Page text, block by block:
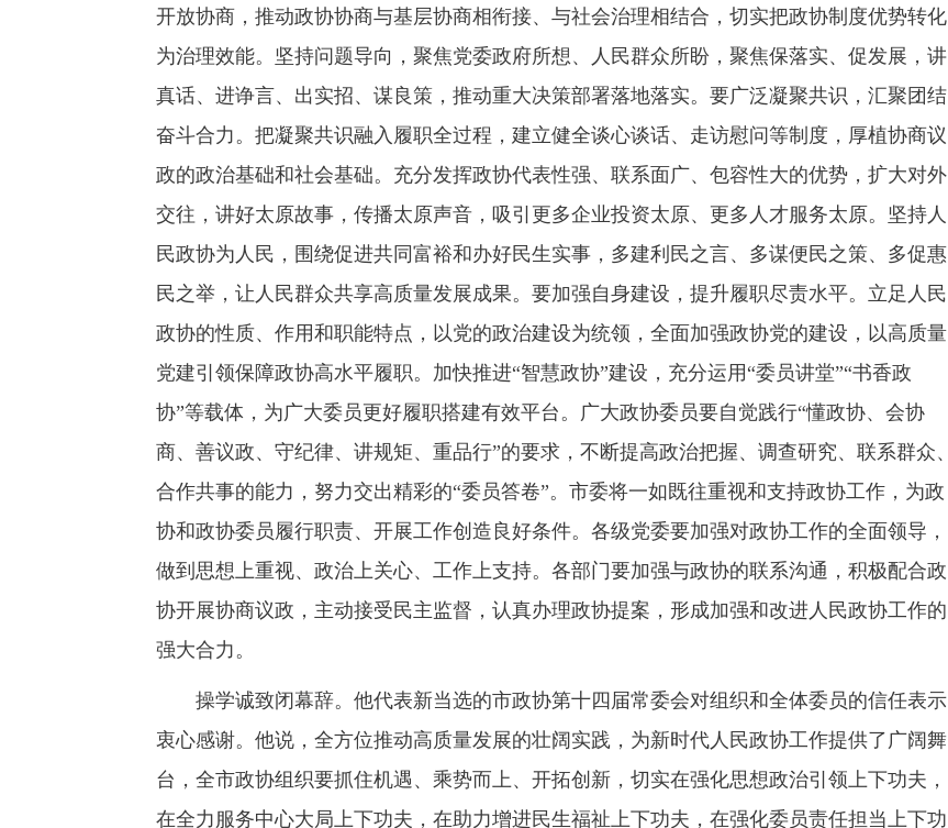
开放协商，推动政协协商与基层协商相衔接、与社会治理相结合，切实把政协制度优势转化
为治理效能。坚持问题导向，聚焦党委政府所想、人民群众所盼，聚焦保落实、促发展，讲
真话、进诤言、出实招、谋良策，推动重大决策部署落地落实。要广泛凝聚共识，汇聚团结
奋斗合力。把凝聚共识融入履职全过程，建立健全谈心谈话、走访慰问等制度，厚植协商议
政的政治基础和社会基础。充分发挥政协代表性强、联系面广、包容性大的优势，扩大对外
交往，讲好太原故事，传播太原声音，吸引更多企业投资太原、更多人才服务太原。坚持人
民政协为人民，围绕促进共同富裕和办好民生实事，多建利民之言、多谋便民之策、多促惠
民之举，让人民群众共享高质量发展成果。要加强自身建设，提升履职尽责水平。立足人民
政协的性质、作用和职能特点，以党的政治建设为统领，全面加强政协党的建设，以高质量
党建引领保障政协高水平履职。加快推进“智慧政协”建设，充分运用“委员讲堂”“书香政
协”等载体，为广大委员更好履职搭建有效平台。广大政协委员要自觉践行“懂政协、会协
商、善议政、守纪律、讲规矩、重品行”的要求，不断提高政治把握、调查研究、联系群众、
合作共事的能力，努力交出精彩的“委员答卷”。市委将一如既往重视和支持政协工作，为政
协和政协委员履行职责、开展工作创造良好条件。各级党委要加强对政协工作的全面领导，
做到思想上重视、政治上关心、工作上支持。各部门要加强与政协的联系沟通，积极配合政
协开展协商议政，主动接受民主监督，认真办理政协提案，形成加强和改进人民政协工作的
强大合力。
操学诚致闭幕辞。他代表新当选的市政协第十四届常委会对组织和全体委员的信任表示
衷心感谢。他说，全方位推动高质量发展的壮阔实践，为新时代人民政协工作提供了广阔舞
台，全市政协组织要抓住机遇、乘势而上、开拓创新，切实在强化思想政治引领上下功夫，
在全力服务中心大局上下功夫，在助力增进民生福祉上下功夫，在强化委员责任担当上下功